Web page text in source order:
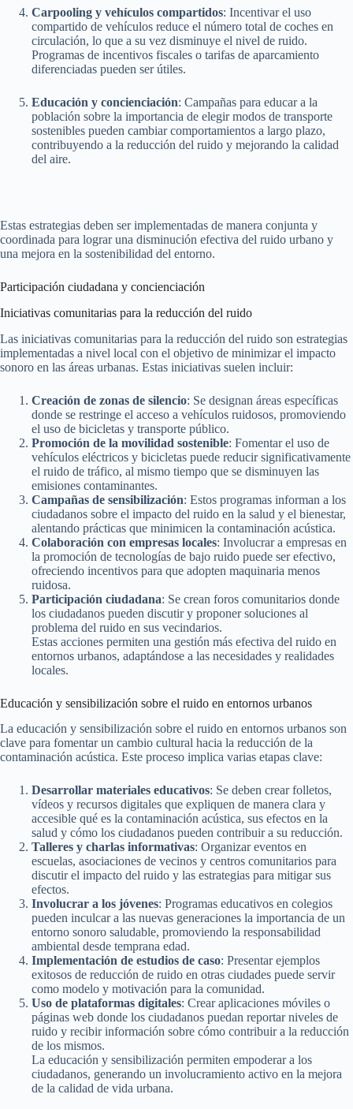
Carpooling y vehículos compartidos: Incentivar el uso
compartido de vehículos reduce el número total de coches en
circulación, lo que a su vez disminuye el nivel de ruido.
Programas de incentivos fiscales o tarifas de aparcamiento
diferenciadas pueden ser útiles.
Educación y concienciación: Campañas para educar a la
población sobre la importancia de elegir modos de transporte
sostenibles pueden cambiar comportamientos a largo plazo,
contribuyendo a la reducción del ruido y mejorando la calidad
del aire.
Estas estrategias deben ser implementadas de manera conjunta y
coordinada para lograr una disminución efectiva del ruido urbano y
una mejora en la sostenibilidad del entorno.
Participación ciudadana y concienciación
Iniciativas comunitarias para la reducción del ruido
Las iniciativas comunitarias para la reducción del ruido son estrategias
implementadas a nivel local con el objetivo de minimizar el impacto
sonoro en las áreas urbanas. Estas iniciativas suelen incluir:
Creación de zonas de silencio: Se designan áreas específicas
donde se restringe el acceso a vehículos ruidosos, promoviendo
el uso de bicicletas y transporte público.
Promoción de la movilidad sostenible: Fomentar el uso de
vehículos eléctricos y bicicletas puede reducir significativamente
el ruido de tráfico, al mismo tiempo que se disminuyen las
emisiones contaminantes.
Campañas de sensibilización: Estos programas informan a los
ciudadanos sobre el impacto del ruido en la salud y el bienestar,
alentando prácticas que minimicen la contaminación acústica.
Colaboración con empresas locales: Involucrar a empresas en
la promoción de tecnologías de bajo ruido puede ser efectivo,
ofreciendo incentivos para que adopten maquinaria menos
ruidosa.
Participación ciudadana: Se crean foros comunitarios donde
los ciudadanos pueden discutir y proponer soluciones al
problema del ruido en sus vecindarios.
Estas acciones permiten una gestión más efectiva del ruido en
entornos urbanos, adaptándose a las necesidades y realidades
locales.
Educación y sensibilización sobre el ruido en entornos urbanos
La educación y sensibilización sobre el ruido en entornos urbanos son
clave para fomentar un cambio cultural hacia la reducción de la
contaminación acústica. Este proceso implica varias etapas clave:
Desarrollar materiales educativos: Se deben crear folletos,
vídeos y recursos digitales que expliquen de manera clara y
accesible qué es la contaminación acústica, sus efectos en la
salud y cómo los ciudadanos pueden contribuir a su reducción.
Talleres y charlas informativas: Organizar eventos en
escuelas, asociaciones de vecinos y centros comunitarios para
discutir el impacto del ruido y las estrategias para mitigar sus
efectos.
Involucrar a los jóvenes: Programas educativos en colegios
pueden inculcar a las nuevas generaciones la importancia de un
entorno sonoro saludable, promoviendo la responsabilidad
ambiental desde temprana edad.
Implementación de estudios de caso: Presentar ejemplos
exitosos de reducción de ruido en otras ciudades puede servir
como modelo y motivación para la comunidad.
Uso de plataformas digitales: Crear aplicaciones móviles o
páginas web donde los ciudadanos puedan reportar niveles de
ruido y recibir información sobre cómo contribuir a la reducción
de los mismos.
La educación y sensibilización permiten empoderar a los
ciudadanos, generando un involucramiento activo en la mejora
de la calidad de vida urbana.